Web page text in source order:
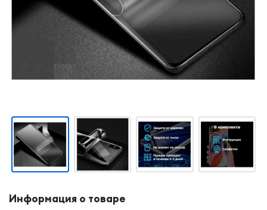
Информация о товаре